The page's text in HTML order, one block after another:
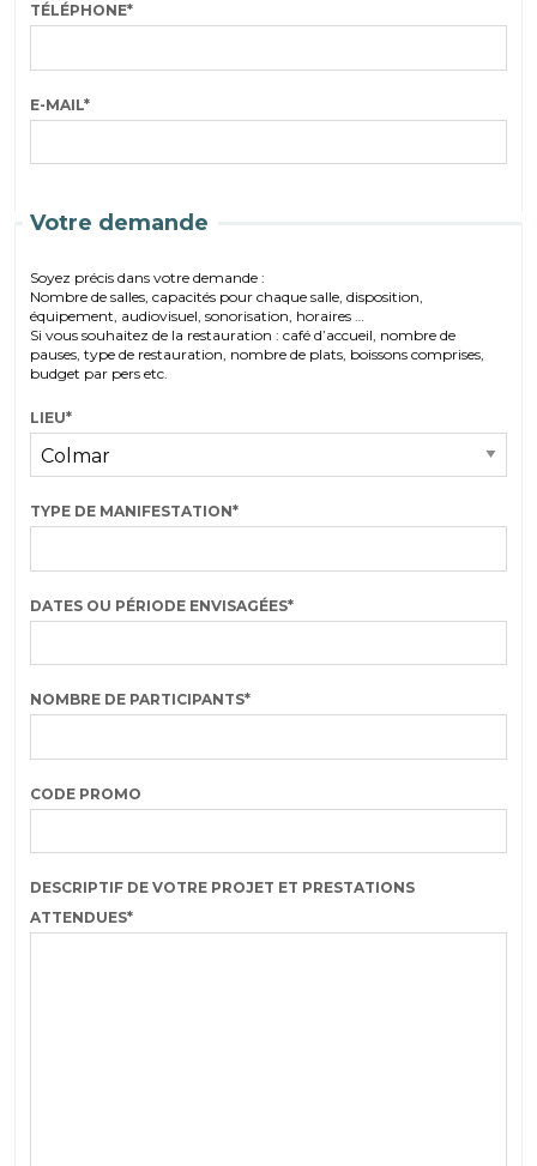
TÉLÉPHONE*
E-MAIL*
Votre demande
Soyez précis dans votre demande :
Nombre de salles, capacités pour chaque salle, disposition,
équipement, audiovisuel, sonorisation, horaires …
Si vous souhaitez de la restauration : café d’accueil, nombre de
pauses, type de restauration, nombre de plats, boissons comprises,
budget par pers etc.
LIEU*
TYPE DE MANIFESTATION*
DATES OU PÉRIODE ENVISAGÉES*
NOMBRE DE PARTICIPANTS*
CODE PROMO
DESCRIPTIF DE VOTRE PROJET ET PRESTATIONS
ATTENDUES*